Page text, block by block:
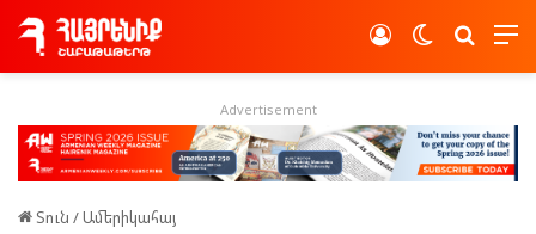
Switch skin
Log In
Advertisement
Տուն /Ամերիկահայ